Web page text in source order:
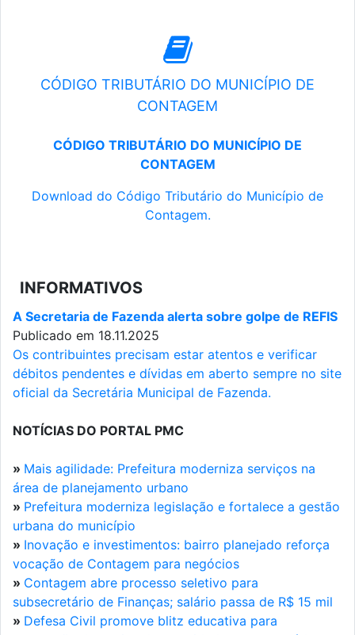
CÓDIGO TRIBUTÁRIO DO MUNICÍPIO DE
CONTAGEM
CÓDIGO TRIBUTÁRIO DO MUNICÍPIO DE
CONTAGEM
Download do Código Tributário do Município de
Contagem.
INFORMATIVOS
A Secretaria de Fazenda alerta sobre golpe de REFIS
Publicado em 18.11.2025
Os contribuintes precisam estar atentos e verificar
débitos pendentes e dívidas em aberto sempre no site
oficial da Secretária Municipal de Fazenda.
NOTÍCIAS DO PORTAL PMC
» Mais agilidade: Prefeitura moderniza serviços na
área de planejamento urbano
» Prefeitura moderniza legislação e fortalece a gestão
urbana do município
» Inovação e investimentos: bairro planejado reforça
vocação de Contagem para negócios
» Contagem abre processo seletivo para
subsecretário de Finanças; salário passa de R$ 15 mil
» Defesa Civil promove blitz educativa para